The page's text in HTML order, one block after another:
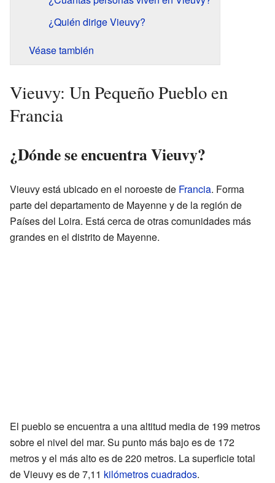
¿Quién dirige Vieuvy?
Véase también
Vieuvy: Un Pequeño Pueblo en
Francia
¿Dónde se encuentra Vieuvy?
Vieuvy está ubicado en el noroeste de Francia. Forma
parte del departamento de Mayenne y de la región de
Países del Loira. Está cerca de otras comunidades más
grandes en el distrito de Mayenne.
El pueblo se encuentra a una altitud media de 199 metros
sobre el nivel del mar. Su punto más bajo es de 172
metros y el más alto es de 220 metros. La superficie total
de Vieuvy es de 7,11 kilómetros cuadrados.